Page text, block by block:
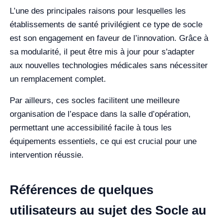
L’une des principales raisons pour lesquelles les
établissements de santé privilégient ce type de socle
est son engagement en faveur de l’innovation. Grâce à
sa modularité, il peut être mis à jour pour s'adapter
aux nouvelles technologies médicales sans nécessiter
un remplacement complet.
Par ailleurs, ces socles facilitent une meilleure
organisation de l’espace dans la salle d’opération,
permettant une accessibilité facile à tous les
équipements essentiels, ce qui est crucial pour une
intervention réussie.
Références de quelques
utilisateurs au sujet des Socle au